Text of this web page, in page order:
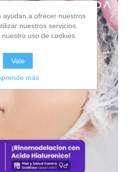
ayudan a ofrecer nuestros
nuestros servicios,
uso de cookies.
Vale
más